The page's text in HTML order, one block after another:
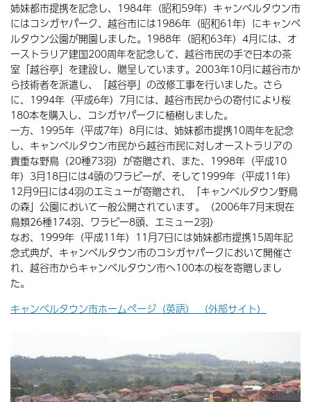
姉妹都市提携を記念し、1984年（昭和59年）キャンベルタウン市
にはコシガヤパーク、越谷市には1986年（昭和61年）にキャンベ
ルタウン公園が開園しました。1988年（昭和63年）4月には、オ
ーストラリア建国200周年を記念して、越谷市民の手で日本の茶
室「越谷亭」を建設し、贈呈しています。2003年10月に越谷市か
ら技術者を派遣し、「越谷亭」の改修工事を行いました。さら
に、1994年（平成6年）7月には、越谷市民からの寄付により桜
180本を購入し、コシガヤパークに植樹しました。
一方、1995年（平成7年）8月には、姉妹都市提携10周年を記念
し、キャンベルタウン市民から越谷市民に対しオーストラリアの
貴重な野鳥（20種73羽）が寄贈され、また、1998年（平成10
年）3月18日には4頭のワラビーが、そして1999年（平成11年）
12月9日には4羽のエミューが寄贈され、「キャンベルタウン野鳥
の森」公園において一般公開されています。（2006年7月末現在
鳥類26種174羽、ワラビー8頭、エミュー2羽）
なお、1999年（平成11年）11月7日には姉妹都市提携15周年記
念式典が、キャンベルタウン市のコシガヤパークにおいて開催さ
れ、越谷市からキャンベルタウン市へ100本の桜を寄贈しまし
た。
キャンベルタウン市ホームページ（英語） （外部サイト）